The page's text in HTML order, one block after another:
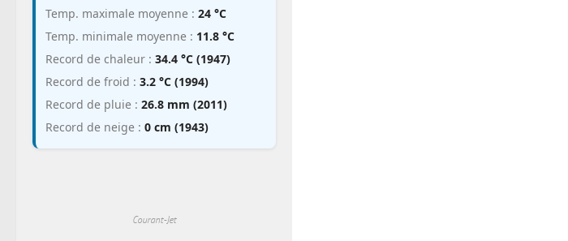
Temp. maximale moyenne : 24 °C
Temp. minimale moyenne : 11.8 °C
Record de chaleur : 34.4 °C (1947)
Record de froid : 3.2 °C (1994)
Record de pluie : 26.8 mm (2011)
Record de neige : 0 cm (1943)
Courant-Jet